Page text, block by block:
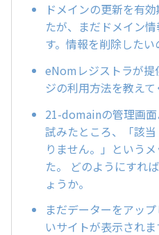
ドメインの更新を有
たが、まだドメイン
す。情報を削除したい
eNomレジストラが提
ジの利用方法を教えて
21-domainの管理画
試みたところ、「該
りません。」という
た。 どのようにすれ
ょうか。
まだデーターをアッ
いサイトが表示され